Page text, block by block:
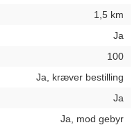
1,5 km
Ja
100
Ja, kræver bestilling
Ja
Ja, mod gebyr